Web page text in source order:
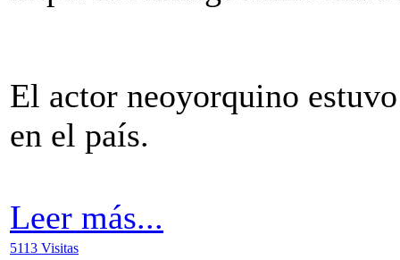
El actor neoyorquino
en el país.
Leer más...
5113 Visitas